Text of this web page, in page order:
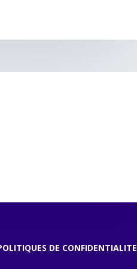
DE CONFIDENTIALITE